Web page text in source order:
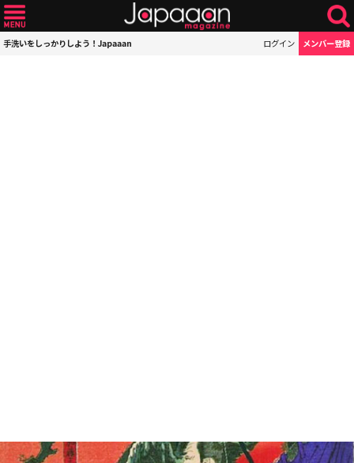
手洗いをしっかりしよう！Japaaan ログイン メンバー登録